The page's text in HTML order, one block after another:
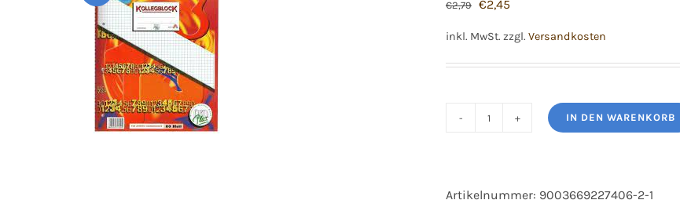
€2,79 Ursprünglicher
€2,79
€2,45
€2,45.
inkl. MwSt. zzgl. Versandkosten
A4
IN DEN WARENKORB
Artikelnummer: 9003669227406-2-1